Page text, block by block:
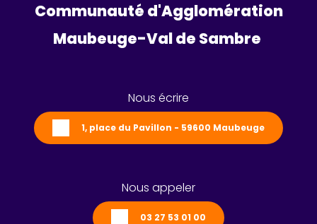
Communauté d'Agglomération
Maubeuge-Val de Sambre
Nous écrire
1, place du Pavillon - 59600 Maubeuge
Nous appeler
03 27 53 01 00